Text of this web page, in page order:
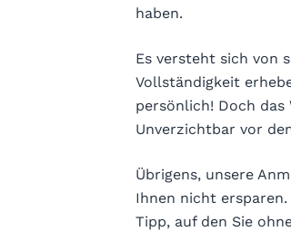
haben.
Es versteht sich von
Vollständigkeit
persönlich! Doch
Unverzichtbar vor
Übrigens, unsere
Ihnen nicht
Tipp, auf den Sie